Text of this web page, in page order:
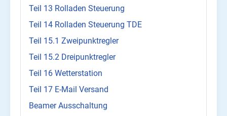
Teil 13 Rolladen Steuerung
Teil 14 Rolladen Steuerung TDE
Teil 15.1 Zweipunktregler
Teil 15.2 Dreipunktregler
Teil 16 Wetterstation
Teil 17 E-Mail Versand
Beamer Ausschaltung